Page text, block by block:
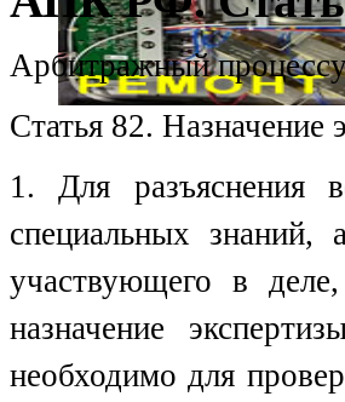
Арбитражный
Статья 82. Назначение
1. Для разъяснения
специальных знаний,
участвующего в
назначение
необходимо для